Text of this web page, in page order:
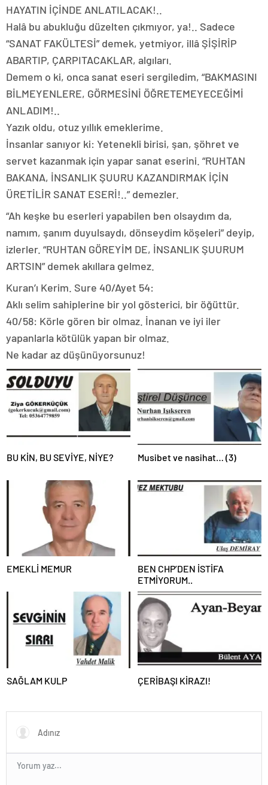
HAYATIN İÇİNDE ANLATILACAK!..
Halâ bu abukluğu düzelten çıkmıyor, ya!.. Sadece
“SANAT FAKÜLTESİ” demek, yetmiyor, illâ ŞİŞİRİP
ABARTIP, ÇARPITACAKLAR, algıları.
Demem o ki, onca sanat eseri sergiledim, “BAKMASINI
BİLMEYENLERE, GÖRMESİNİ ÖĞRETEMEYECEĞİMİ
ANLADIM!..
Yazık oldu, otuz yıllık emeklerime.
İnsanlar sanıyor ki: Yetenekli birisi, şan, şöhret ve
servet kazanmak için yapar sanat eserini. “RUHTAN
BAKANA, İNSANLIK ŞUURU KAZANDIRMAK İÇİN
ÜRETİLİR SANAT ESERİ!..” demezler.
“Ah keşke bu eserleri yapabilen ben olsaydım da,
namım, şanım duyulsaydı, dönseydim köşeleri” deyip,
izlerler. “RUHTAN GÖREYİM DE, İNSANLIK ŞUURUM
ARTSIN” demek akıllara gelmez.
Kuran’ı Kerim. Sure 40/Ayet 54:
Aklı selim sahiplerine bir yol gösterici, bir öğüttür.
40/58: Körle gören bir olmaz. İnanan ve iyi iler
yapanlarla kötülük yapan bir olmaz.
Ne kadar az düşünüyorsunuz!
BU KİN, BU SEVİYE, NİYE? Musibet ve nasihat… (3)
EMEKLİ MEMUR
BEN CHP’DEN İSTİFA
ETMİYORUM..
SAĞLAM KULP ÇERİBAŞI KİRAZI!